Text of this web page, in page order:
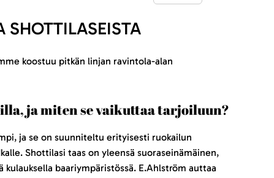
SHOTTILASEISTA
koostuu pitkän linjan ravintola-alan
ja miten se vaikuttaa tarjoiluun?
ja se on suunniteltu erityisesti ruokailun
Shottilasi taas on yleensä suoraseinämäinen,
baariympäristössä. E.Ahlström auttaa